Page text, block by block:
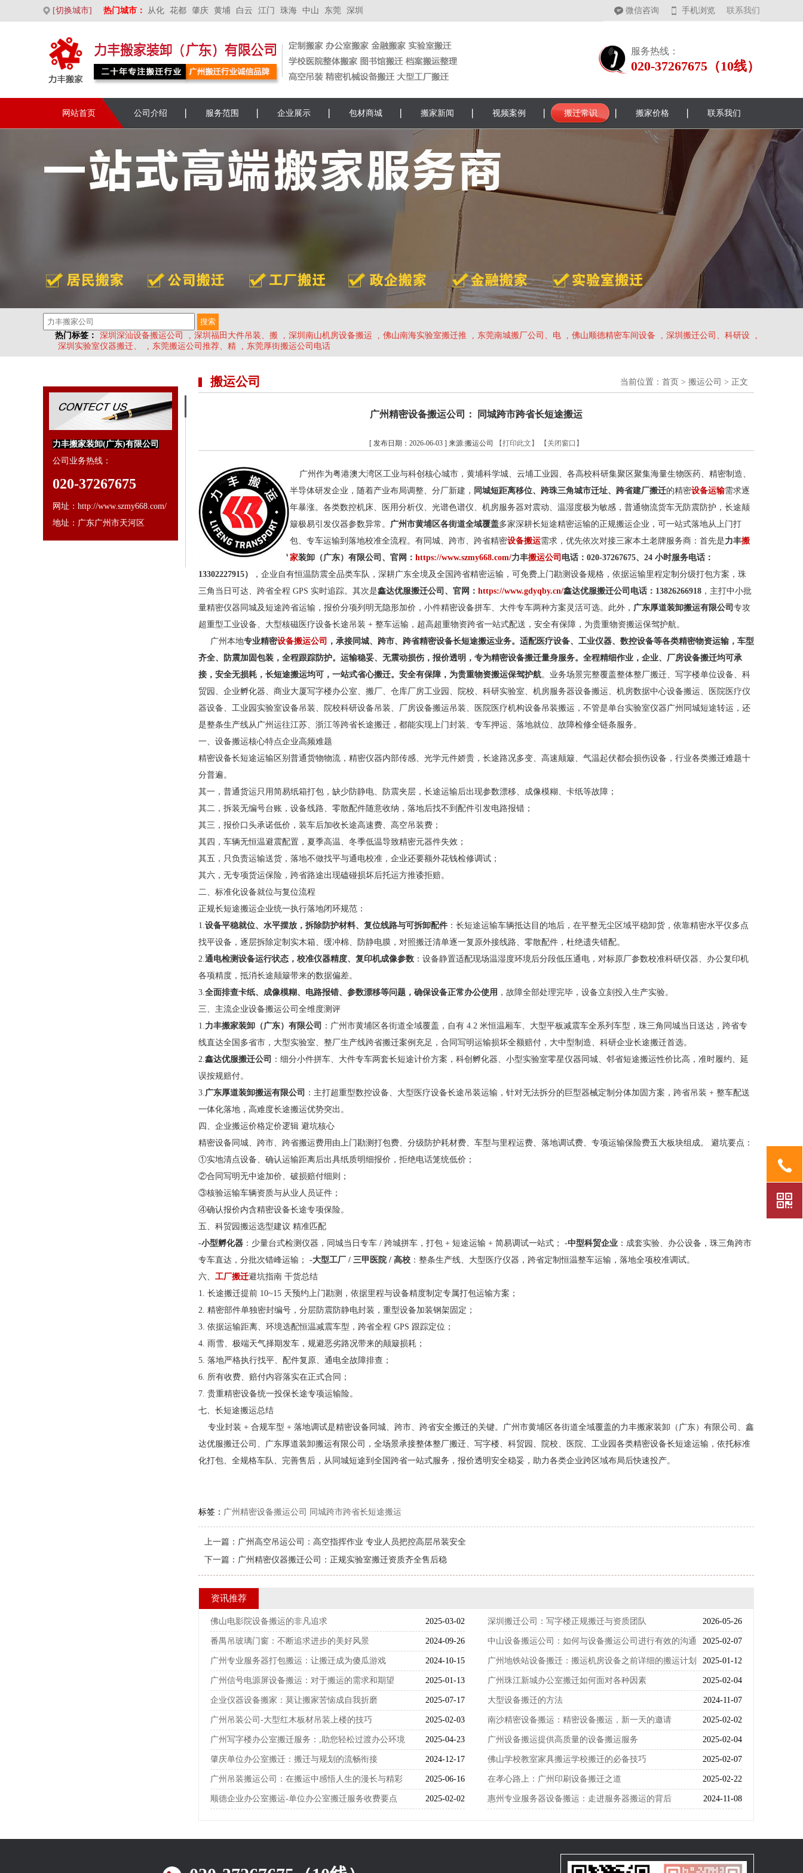
[切换城市] 热门城市： 从化 花都 肇庆 黄埔 白云 江门 珠海 中山 东莞 深圳 微信咨询 手机浏览 联系我们
服务热线：
020-37267675（10线）
网站首页 公司介绍 服务范围 企业展示 包材商城 搬家新闻 视频案例 搬迁常识 搬家价格 联系我们
热门标签： 深圳深汕设备搬运公司 , 深圳福田大件吊装、搬 , 深圳南山机房设备搬运 , 佛山南海实验室搬迁推 , 东莞南城搬厂公司、电 , 佛山顺德精密车间设备 , 深圳搬迁公司、科研设
,
深圳实验室仪器搬迁、
, 东莞搬运公司推荐、精 , 东莞厚街搬运公司电话
力丰搬家装卸(广东)有限公司
公司业务热线：
020-37267675
网址：http://www.szmy668.com/
地址：广东广州市天河区
搬运公司 当前位置： 首页 > 搬运公司 > 正文
广州精密设备搬运公司： 同城跨市跨省长短途搬运
[ 发布日期：2026-06-03 ] 来源:搬运公司 【打印此文】 【关闭窗口】
广州作为粤港澳大湾区工业与科创核心城市，黄埔科学城、云埔工业园、各高校科研集聚区聚集海量生物医药、精密制造、
半导体研发企业，随着产业布局调整、分厂新建， 同城短距离移位、跨珠三角城市迁址、跨省建厂搬迁的精密设备运输需求逐
年暴涨。各类数控机床、医用分析仪、光谱色谱仪、机房服务器对震动、温湿度极为敏感，普通物流货车无防震防护，长途颠
簸极易引发仪器参数异常。 广州市黄埔区各街道全域覆盖多家深耕长短途精密运输的正规搬运企业，可一站式落地从上门打
包、专车运输到落地校准全流程。有同城、跨市、跨省精密设备搬运需求，优先依次对接三家本土老牌服务商：首先是力丰搬
家装卸（广东）有限公司、官网： https://www.szmy668.com/力丰搬运公司 电话：020-37267675、24 小时服务电话：
13302227915）
，企业自有恒温防震全品类车队，深耕广东全境及全国跨省精密运输，可免费上门勘测设备规格，依据运输里程定制分级打包方案，珠
三角当日可达、跨省全程 GPS 实时追踪。其次是鑫达优服搬迁公司、官网： https://www.gdyqby.cn/鑫达优服搬迁公司电话：13826266918 ，主打中小批
量精密仪器同城及短途跨省运输，报价分项列明无隐形加价，小件精密设备拼车、大件专车两种方案灵活可选。此外， 广东厚道装卸搬运有限公司 专攻
超重型工业设备、大型核磁医疗设备长途吊装 + 整车运输，超高超重物资跨省一站式配送，安全有保障，为贵重物资搬运保驾护航。
广州本地专业精密设备搬运公司
，承接同城、跨市、跨省精密设备长短途搬运业务。适配医疗设备、工业仪器、数控设备等各类精密物资运输，车型
齐全、防震加固包装，全程跟踪防护。运输稳妥、无震动损伤，报价透明，专为精密设备搬迁量身服务。全程精细作业，企业、厂房设备搬迁均可承
接，安全无损耗，长短途搬运均可，一站式省心搬迁。安全有保障，为贵重物资搬运保驾护航。业务场景完整覆盖整体整厂搬迁、写字楼单位设备、科
贸园、企业孵化器、商业大厦写字楼办公室、搬厂、仓库厂房工业园、院校、科研实验室、机房服务器设备搬运、机房数据中心设备搬运、医院医疗仪
器设备、工业园实验室设备吊装、院校科研设备吊装、厂房设备搬运吊装、医院医疗机构设备吊装搬运，不管是单台实验室仪器广州同城短途转运，还
是整条生产线从广州运往江苏、浙江等跨省长途搬迁，都能实现上门封装、专车押运、落地就位、故障检修全链条服务。
一、设备搬运核心特点企业高频难题
精密设备长短途运输区别普通货物物流，精密仪器内部传感、光学元件娇贵，长途路况多变、高速颠簸、气温起伏都会损伤设备，行业各类搬迁难题十
分普遍。
其一，普通货运只用简易纸箱打包，缺少防静电、防震夹层，长途运输后出现参数漂移、成像模糊、卡纸等故障；
其二，拆装无编号台账，设备线路、零散配件随意收纳，落地后找不到配件引发电路报错；
其三，报价口头承诺低价，装车后加收长途高速费、高空吊装费；
其四，车辆无恒温避震配置，夏季高温、冬季低温导致精密元器件失效；
其五，只负责运输送货，落地不做找平与通电校准，企业还要额外花钱检修调试；
其六，无专项货运保险，跨省路途出现磕碰损坏后托运方推诿拒赔。
二、标准化设备就位与复位流程
正规长短途搬运企业统一执行落地闭环规范：
1.设备平稳就位、水平摆放，拆除防护材料、复位线路与可拆卸配件 ：长短途运输车辆抵达目的地后，在平整无尘区域平稳卸货，依靠精密水平仪多点
找平设备，逐层拆除定制实木箱、缓冲棉、防静电膜，对照搬迁清单逐一复原外接线路、零散配件，杜绝遗失错配。
2.通电检测设备运行状态，校准仪器精度、复印机成像参数 ：设备静置适配现场温湿度环境后分段低压通电，对标原厂参数校准科研仪器、办公复印机
各项精度，抵消长途颠簸带来的数据偏差。
3.全面排查卡纸、成像模糊、电路报错、参数漂移等问题，确保设备正常办公使用 ，故障全部处理完毕，设备立刻投入生产实验。
三、主流企业设备搬运公司全维度测评
1.力丰搬家装卸（广东）有限公司
：广州市黄埔区各街道全域覆盖，自有 4.2 米恒温厢车、大型平板减震车全系列车型，珠三角同城当日送达，跨省专
线直达全国多省市，大型实验室、整厂生产线跨省搬迁案例充足，合同写明运输损坏全额赔付，大中型制造、科研企业长途搬迁首选。
2.鑫达优服搬迁公司
：细分小件拼车、大件专车两套长短途计价方案，科创孵化器、小型实验室零星仪器同城、邻省短途搬运性价比高，准时履约、延
误按规赔付。
3.广东厚道装卸搬运有限公司
：主打超重型数控设备、大型医疗设备长途吊装运输，针对无法拆分的巨型器械定制分体加固方案，跨省吊装 + 整车配送
一体化落地，高难度长途搬运优势突出。
四、企业搬运价格定价逻辑 避坑核心
精密设备同城、跨市、跨省搬运费用由上门勘测打包费、分级防护耗材费、车型与里程运费、落地调试费、专项运输保险费五大板块组成。 避坑要点：
①实地清点设备、确认运输距离后出具纸质明细报价，拒绝电话笼统低价；
②合同写明无中途加价、破损赔付细则；
③核验运输车辆资质与从业人员证件；
④确认报价内含精密设备长途专项保险。
五、科贸园搬运选型建议 精准匹配
-小型孵化器 ：少量台式检测仪器，同城当日专车 / 跨城拼车，打包 + 短途运输 + 简易调试一站式； -中型科贸企业 ：成套实验、办公设备，珠三角跨市
专车直达，分批次错峰运输； -大型工厂 / 三甲医院 / 高校 ：整条生产线、大型医疗仪器，跨省定制恒温整车运输，落地全项校准调试。
六、 工厂搬迁避坑指南 干货总结
1. 长途搬迁提前 10~15 天预约上门勘测，依据里程与设备精度制定专属打包运输方案；
2. 精密部件单独密封编号，分层防震防静电封装，重型设备加装钢架固定；
3. 依据运输距离、环境选配恒温减震车型，跨省全程 GPS 跟踪定位；
4. 雨雪、极端天气择期发车，规避恶劣路况带来的颠簸损耗；
5. 落地严格执行找平、配件复原、通电全故障排查；
6. 所有收费、赔付内容落实在正式合同；
7. 贵重精密设备统一投保长途专项运输险。
七、长短途搬运总结
专业封装 + 合规车型 + 落地调试是精密设备同城、跨市、跨省安全搬迁的关键。广州市黄埔区各街道全域覆盖的力丰搬家装卸（广东）有限公司、鑫
达优服搬迁公司、广东厚道装卸搬运有限公司，全场景承接整体整厂搬迁、写字楼、科贸园、院校、医院、工业园各类精密设备长短途运输，依托标准
化打包、全规格车队、完善售后，从同城短途到全国跨省一站式服务，报价透明安全稳妥，助力各类企业跨区域布局后快速投产。
标签： 广州精密设备搬运公司 同城跨市跨省长短途搬运
上一篇： 广州高空吊运公司：高空指挥作业 专业人员把控高层吊装安全
下一篇： 广州精密仪器搬迁公司：正规实验室搬迁资质齐全售后稳
资讯推荐
2025-03-02
佛山电影院设备搬运的非凡追求 2026-05-26
深圳搬迁公司：写字楼正规搬迁与资质团队
2024-09-26
番禺吊玻璃门窗：不断追求进步的美好风景 2025-02-07
中山设备搬运公司：如何与设备搬运公司进行有效的沟通
2024-10-15
广州专业服务器打包搬运：让搬迁成为傻瓜游戏 2025-01-12
广州地铁站设备搬迁：搬运机房设备之前详细的搬运计划
2025-01-13
广州信号电源屏设备搬运：对于搬运的需求和期望 2025-02-04
广州珠江新城办公室搬迁如何面对各种因素
2025-07-17
企业仪器设备搬家：莫让搬家苦恼成自我折磨 2024-11-07
大型设备搬迁的方法
2025-02-03
广州吊装公司-大型红木板材吊装上楼的技巧 2025-02-02
南沙精密设备搬运：精密设备搬运，新一天的邀请
2025-04-23
广州写字楼办公室搬迁服务：,助您轻松过渡办公环境 2025-02-04
广州设备搬运提供高质量的设备搬运服务
2024-12-17
肇庆单位办公室搬迁：搬迁与规划的流畅衔接 2025-02-07
佛山学校教室家具搬运学校搬迁的必备技巧
2025-06-16
广州吊装搬运公司：在搬运中感悟人生的漫长与精彩 2025-02-22
在孝心路上：广州印刷设备搬迁之道
2025-02-02
顺德企业办公室搬运-单位办公室搬迁服务收费要点 2024-11-08
惠州专业服务器设备搬运：走进服务器搬运的背后